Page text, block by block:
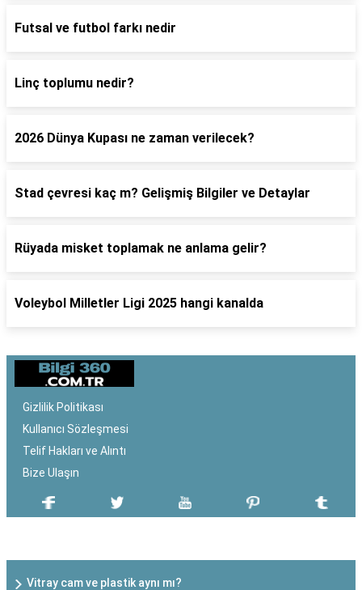
Futsal ve futbol farkı nedir
Linç toplumu nedir?
2026 Dünya Kupası ne zaman verilecek?
Stad çevresi kaç m? Gelişmiş Bilgiler ve Detaylar
Rüyada misket toplamak ne anlama gelir?
Voleybol Milletler Ligi 2025 hangi kanalda
Gizlilik Politikası
Kullanıcı Sözleşmesi
Telif Hakları ve Alıntı
Bize Ulaşın
Vitray cam ve plastik aynı mı?